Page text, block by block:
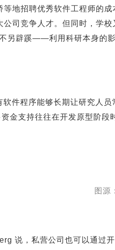
地招聘优秀软件工程师的成
司竞争人才。但同时，学校
另辟蹊——利用科研本身的
件程序能够长期让研究人员
金支持往往在开发原型阶段
图源
说，私营公司也可以通过